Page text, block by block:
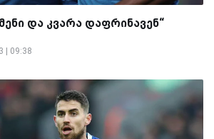
და კვარა დაფრინავენ“
| 09:38